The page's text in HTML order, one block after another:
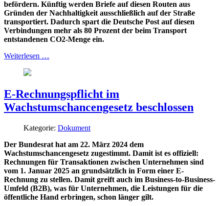
befördern. Künftig werden Briefe auf diesen Routen aus
Gründen der Nachhaltigkeit ausschließlich auf der Straße
transportiert. Dadurch spart die Deutsche Post auf diesen
Verbindungen mehr als 80 Prozent der beim Transport
entstandenen CO2-Menge ein.
Weiterlesen …
E-Rechnungspflicht im
Wachstumschancengesetz beschlossen
Kategorie: Dokument
Der Bundesrat hat am 22. März 2024 dem
Wachstumschancengesetz zugestimmt. Damit ist es offiziell:
Rechnungen für Transaktionen zwischen Unternehmen sind
vom 1. Januar 2025 an grundsätzlich in Form einer E-
Rechnung zu stellen. Damit greift auch im Business-to-Business-
Umfeld (B2B), was für Unternehmen, die Leistungen für die
öffentliche Hand erbringen, schon länger gilt.